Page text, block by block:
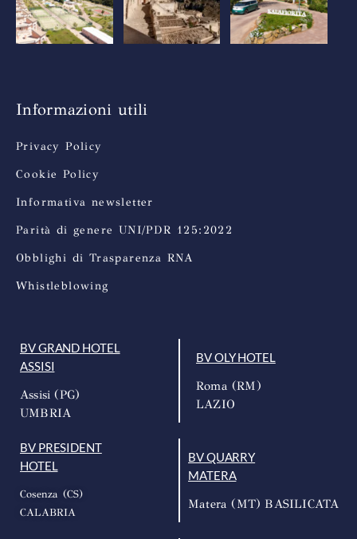
Informazioni utili
Privacy Policy
Cookie Policy
Informativa newsletter
Parità di genere UNI/PDR 125:2022
Obblighi di Trasparenza RNA
Whistleblowing
BV GRAND HOTEL
ASSISI
Assisi (PG)
UMBRIA
BV OLY HOTEL
Roma (RM)
LAZIO
BV PRESIDENT
HOTEL
Cosenza (CS)
CALABRIA
BV QUARRY
MATERA
Matera (MT) BASILICATA